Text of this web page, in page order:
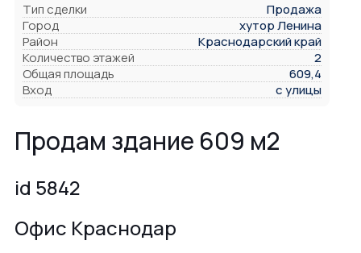
Тип сделки
Продажа
Город
хутор Ленина
Район
Краснодарский край
Количество этажей
2
Общая площадь
609,4
Вход
с улицы
Продам здание 609 м2
id 5842
Офис Краснодар